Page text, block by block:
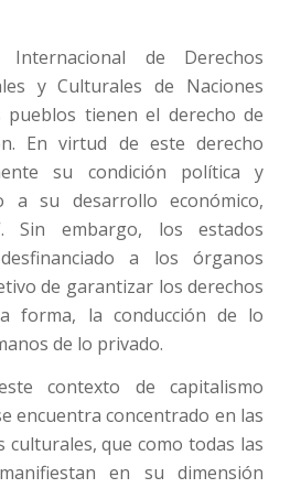
de Derechos
y Culturales de Naciones
pueblos tienen el derecho de
En virtud de este derecho
su condición política y
a su desarrollo económico,
Sin embargo, los estados
a los órganos
de garantizar los derechos
forma, la conducción de lo
de lo privado.
contexto de capitalismo
encuentra concentrado en las
culturales, que como todas las
en su dimensión